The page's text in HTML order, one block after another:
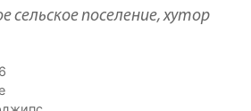
сельское поселение, хутор